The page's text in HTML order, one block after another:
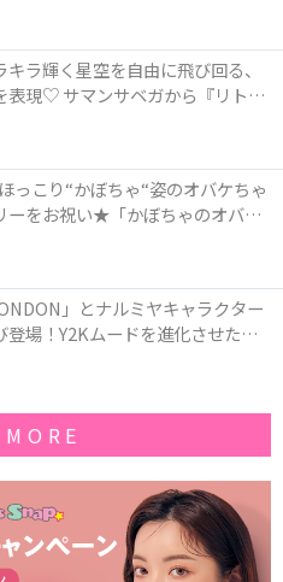
ラ輝く星空を自由に飛び回る、
表現♡ サマンサベガから『リトル
っこり“かぼちゃ“姿のオバケちゃ
ーをお祝い★「かぼちゃのオバケ
」とナルミヤキャラクター
登場！Y2Kムードを進化させた新